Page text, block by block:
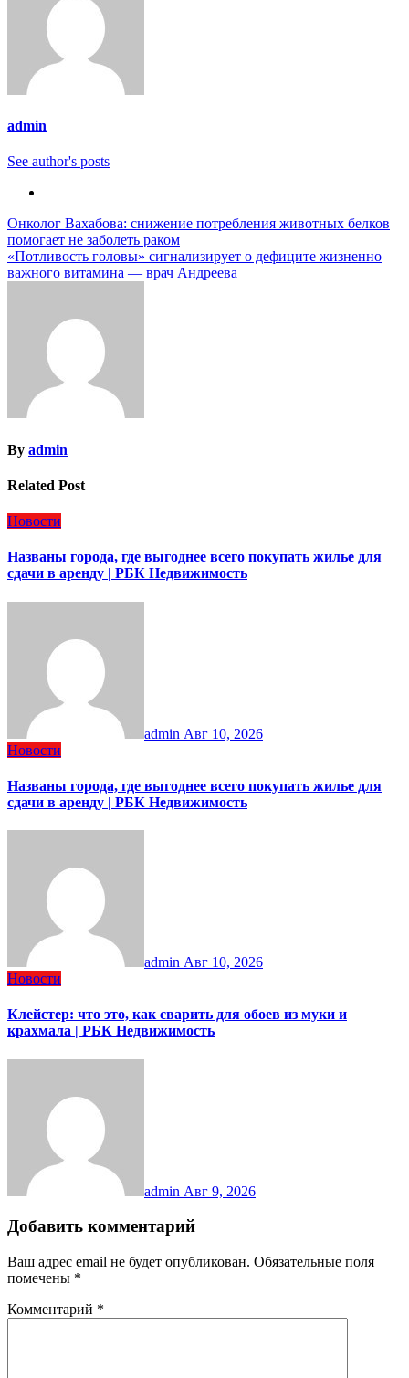
admin
See author's posts
Навигация
по
записям
Онколог Вахабова: снижение потребления животных белков
помогает не заболеть раком
«Потливость головы» сигнализирует о дефиците жизненно
важного витамина — врач Андреева
By admin
Related Post
Новости
Названы города, где выгоднее всего покупать жилье для
сдачи в аренду | РБК Недвижимость
admin Авг 10, 2026
Новости
Названы города, где выгоднее всего покупать жилье для
сдачи в аренду | РБК Недвижимость
admin Авг 10, 2026
Новости
Клейстер: что это, как сварить для обоев из муки и
крахмала | РБК Недвижимость
admin Авг 9, 2026
Добавить комментарий
Ваш адрес email не будет опубликован. Обязательные поля
помечены *
Комментарий *